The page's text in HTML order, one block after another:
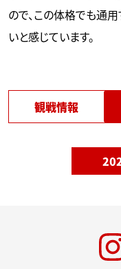
ので、この体格でも通
いと感じています。
観戦情報